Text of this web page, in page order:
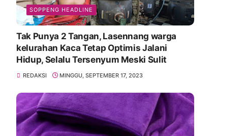
SOPPENG HEADLINE
Tak Punya 2 Tangan, Lasennang warga
kelurahan Kaca Tetap Optimis Jalani
Hidup, Selalu Tersenyum Meski Sulit
REDAKSI MINGGU, SEPTEMBER 17, 2023